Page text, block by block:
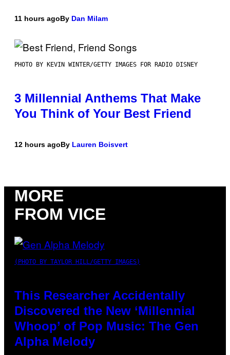
11 hours agoBy Dan Milam
PHOTO BY KEVIN WINTER/GETTY IMAGES FOR RADIO DISNEY
3 Millennial Anthems That Make
You Think of Your Best Friend
12 hours agoBy Lauren Boisvert
MORE
FROM VICE
(PHOTO BY TAYLOR HILL/GETTY IMAGES)
This Researcher Accidentally
Discovered the New ‘Millennial
Whoop’ of Pop Music: The Gen
Alpha Melody